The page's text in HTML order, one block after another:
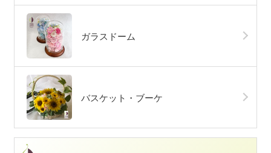
ガラスドーム
バスケット・ブーケ